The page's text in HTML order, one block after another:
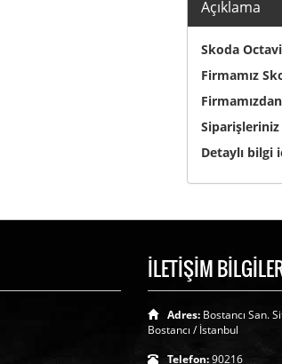
Açıklama
Skoda
Firmamız
Detaylı bilgi
İLETİŞİM
Adres: Bostancı San.
Bostancı / İstanbul
Telefon:90216